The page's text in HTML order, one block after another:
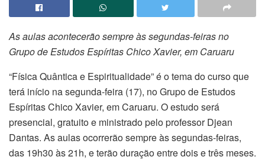
As aulas acontecerão sempre às segundas-feiras no
Grupo de Estudos Espíritas Chico Xavier, em Caruaru
“Física Quântica e Espiritualidade” é o tema do curso que
terá início na segunda-feira (17), no Grupo de Estudos
Espíritas Chico Xavier, em Caruaru. O estudo será
presencial, gratuito e ministrado pelo professor Djean
Dantas. As aulas ocorrerão sempre às segundas-feiras,
das 19h30 às 21h, e terão duração entre dois e três meses.